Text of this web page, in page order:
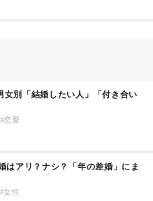
女別「結婚したい人」「付き合い
恋愛
はアリ？ナシ？「年の差婚」にま
女性